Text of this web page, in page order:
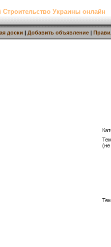
Украины онлайн
доски | Добавить объявление |
(не